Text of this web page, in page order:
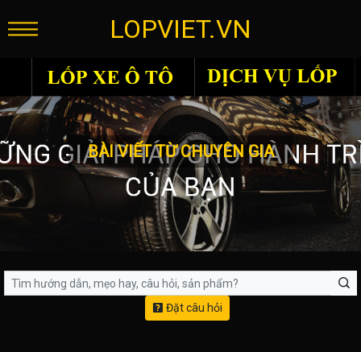
LOPVIET.VN
BÀI VIẾT TỪ CHUYÊN GIA
Đặt câu hỏi